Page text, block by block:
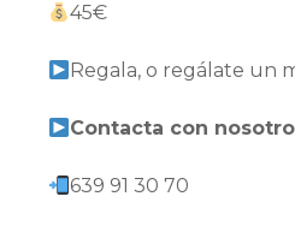
45€
Regala, o regálate un
Contacta con
639 91 30 70